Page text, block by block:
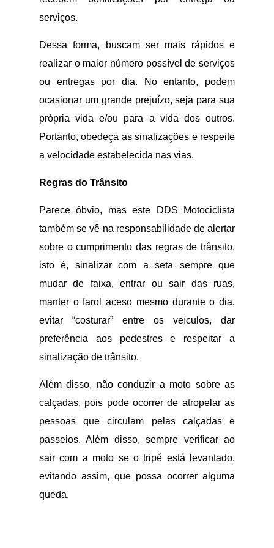
serviços.
Dessa forma, buscam ser mais rápidos e
realizar o maior número possível de serviços
ou entregas por dia. No entanto, podem
ocasionar um grande prejuízo, seja para sua
própria vida e/ou para a vida dos outros.
Portanto, obedeça as sinalizações e respeite
a velocidade estabelecida nas vias.
Regras do Trânsito
Parece óbvio, mas este DDS Motociclista
também se vê na responsabilidade de alertar
sobre o cumprimento das regras de trânsito,
isto é, sinalizar com a seta sempre que
mudar de faixa, entrar ou sair das ruas,
manter o farol aceso mesmo durante o dia,
evitar “costurar” entre os veículos, dar
preferência aos pedestres e respeitar a
sinalização de trânsito.
Além disso, não conduzir a moto sobre as
calçadas, pois pode ocorrer de atropelar as
pessoas que circulam pelas calçadas e
passeios. Além disso, sempre verificar ao
sair com a moto se o tripé está levantado,
evitando assim, que possa ocorrer alguma
queda.